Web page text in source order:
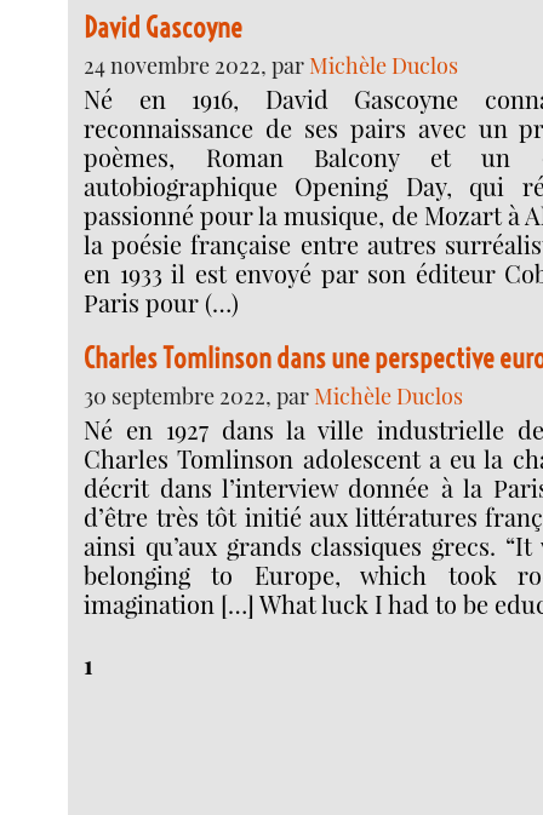
David Gascoyne
24 novembre 2022, par Michèle Duclos
Né en 1916, David Gascoyne
reconnaissance de ses pairs avec un
poèmes, Roman Balcony et un
autobiographique Opening Day, qui
passionné pour la musique, de Mozart à
la poésie française entre autres
en 1933 il est envoyé par son éditeur
Paris pour (…)
Charles Tomlinson dans une perspective
30 septembre 2022, par Michèle Duclos
Né en 1927 dans la ville industrielle
Charles Tomlinson adolescent a eu la
décrit dans l’interview donnée à la
d’être très tôt initié aux littératures
ainsi qu’aux grands classiques grecs.
belonging to Europe, which took
imagination […] What luck I had to be
1